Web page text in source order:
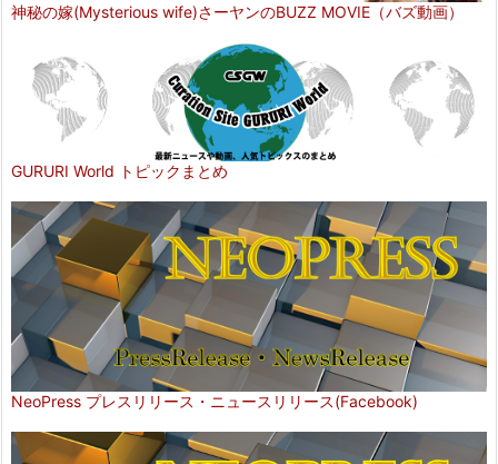
神秘の嫁(Mysterious wife)さーヤンのBUZZ MOVIE（バズ動画）
GURURI World トピックまとめ
NeoPress プレスリリース・ニュースリリース(Facebook)